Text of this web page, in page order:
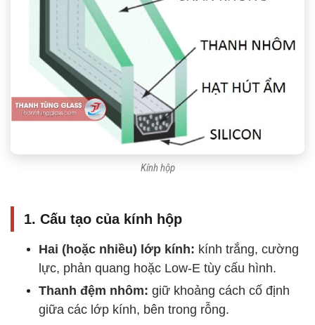
Kính hộp
1. Cấu tạo của kính hộp
Hai (hoặc nhiều) lớp kính: kính trắng, cường
lực, phản quang hoặc Low-E tùy cấu hình.
Thanh đệm nhôm: giữ khoảng cách cố định
giữa các lớp kính, bên trong rỗng.